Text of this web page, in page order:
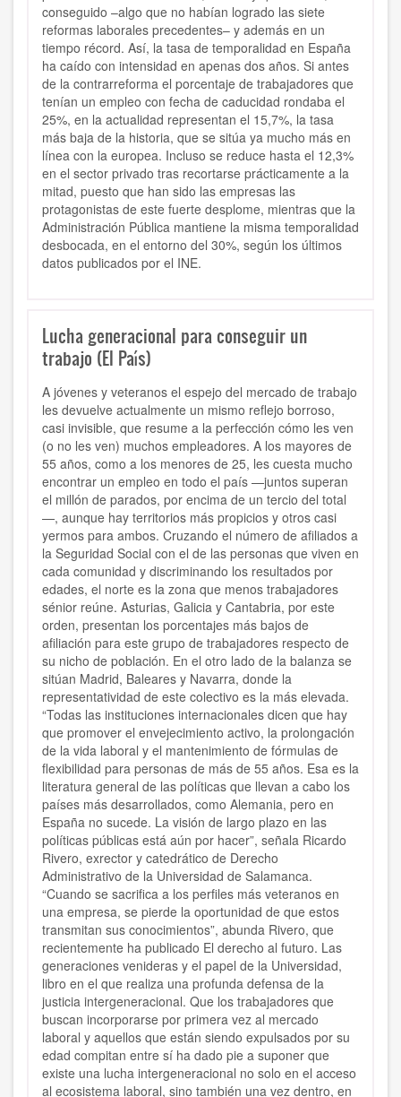
conseguido –algo que no habían logrado las siete
reformas laborales precedentes– y además en un
tiempo récord. Así, la tasa de temporalidad en España
ha caído con intensidad en apenas dos años. Si antes
de la contrarreforma el porcentaje de trabajadores que
tenían un empleo con fecha de caducidad rondaba el
25%, en la actualidad representan el 15,7%, la tasa
más baja de la historia, que se sitúa ya mucho más en
línea con la europea. Incluso se reduce hasta el 12,3%
en el sector privado tras recortarse prácticamente a la
mitad, puesto que han sido las empresas las
protagonistas de este fuerte desplome, mientras que la
Administración Pública mantiene la misma temporalidad
desbocada, en el entorno del 30%, según los últimos
datos publicados por el INE.
Lucha generacional para conseguir un
trabajo (El País)
A jóvenes y veteranos el espejo del mercado de trabajo
les devuelve actualmente un mismo reflejo borroso,
casi invisible, que resume a la perfección cómo les ven
(o no les ven) muchos empleadores. A los mayores de
55 años, como a los menores de 25, les cuesta mucho
encontrar un empleo en todo el país —juntos superan
el millón de parados, por encima de un tercio del total
—, aunque hay territorios más propicios y otros casi
yermos para ambos. Cruzando el número de afiliados a
la Seguridad Social con el de las personas que viven en
cada comunidad y discriminando los resultados por
edades, el norte es la zona que menos trabajadores
sénior reúne. Asturias, Galicia y Cantabria, por este
orden, presentan los porcentajes más bajos de
afiliación para este grupo de trabajadores respecto de
su nicho de población. En el otro lado de la balanza se
sitúan Madrid, Baleares y Navarra, donde la
representatividad de este colectivo es la más elevada.
“Todas las instituciones internacionales dicen que hay
que promover el envejecimiento activo, la prolongación
de la vida laboral y el mantenimiento de fórmulas de
flexibilidad para personas de más de 55 años. Esa es la
literatura general de las políticas que llevan a cabo los
países más desarrollados, como Alemania, pero en
España no sucede. La visión de largo plazo en las
políticas públicas está aún por hacer”, señala Ricardo
Rivero, exrector y catedrático de Derecho
Administrativo de la Universidad de Salamanca.
“Cuando se sacrifica a los perfiles más veteranos en
una empresa, se pierde la oportunidad de que estos
transmitan sus conocimientos”, abunda Rivero, que
recientemente ha publicado El derecho al futuro. Las
generaciones venideras y el papel de la Universidad,
libro en el que realiza una profunda defensa de la
justicia intergeneracional. Que los trabajadores que
buscan incorporarse por primera vez al mercado
laboral y aquellos que están siendo expulsados por su
edad compitan entre sí ha dado pie a suponer que
existe una lucha intergeneracional no solo en el acceso
al ecosistema laboral, sino también una vez dentro, en